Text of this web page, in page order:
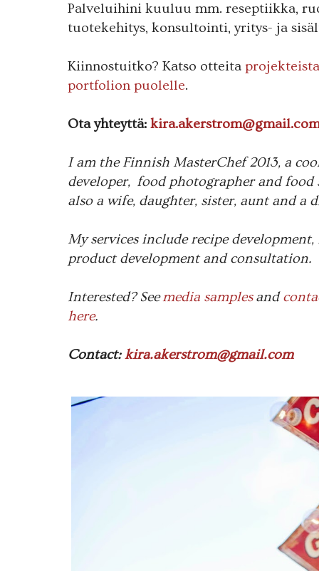
Palveluihini kuuluu mm. reseptiikka,
tuotekehitys, konsultointi, yritys- ja
Kiinnostuitko? Katso otteita
portfolion puolelle.
Ota yhteyttä:
I am the Finnish MasterChef 2013, a
developer, food photographer and
also a wife, daughter, sister, aunt and a
My services include recipe
product development and consultation.
Interested? Seemedia samplesand
here.
Contact:kira.akerstrom@gmail.com